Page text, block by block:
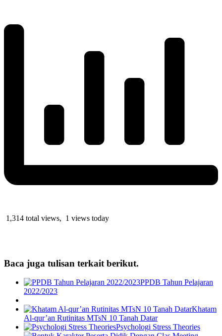
1,314 total views, 1 views today
Baca juga tulisan terkait berikut.
PPDB Tahun Pelajaran
2022/2023
Khatam
Al-qur’an Rutinitas MTsN 10 Tanah Datar
Psychologi Stress Theories